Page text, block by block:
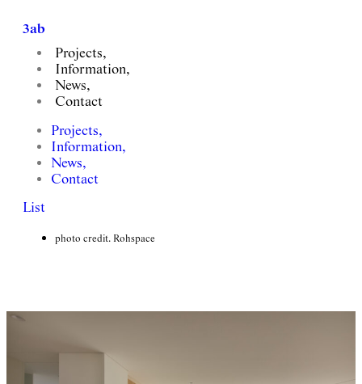
3ab
Projects,
Information,
News,
Contact
Projects,
Information,
News,
Contact
List
Apgujeong Apartment Remodeling
client. Private
photo credit. Rohspace